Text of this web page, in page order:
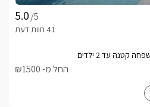
בלב המתחם מחכה בריכת שחייה בנויה, מחוממת ומקורה
המאפשרת רחצה נעימה בכל עונות השנה. סביב הבריכה תמצאו
וסאונה, ליצירת חוויית פינוק עמוקה ושלווה. בנוסף, תיהנו מ־פינת
/5
החל מ- ₪1500